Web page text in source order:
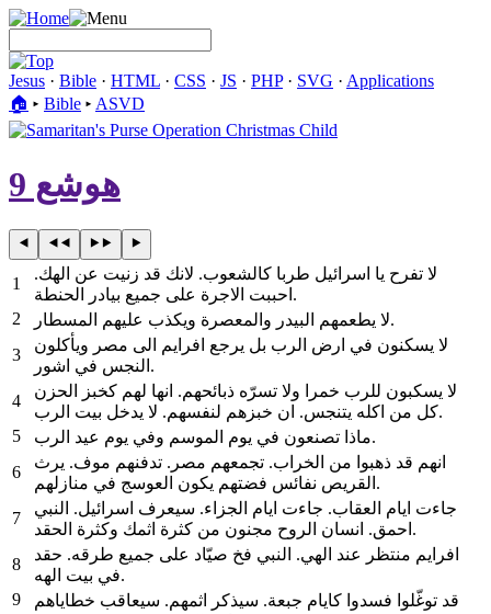
Jesus · Bible · HTML · CSS · JS · PHP· SVG · Applications
🏠︎ ▸ Bible ▸ ASVD
هوشع 9
1
لا تفرح يا اسرائيل طربا كالشعوب. لانك قد زنيت عن الهك.
احببت الاجرة على جميع بيادر الحنطة.
2
لا يطعمهم البيدر والمعصرة ويكذب عليهم المسطار.
3
لا يسكنون في ارض الرب بل يرجع افرايم الى مصر ويأكلون
النجس في اشور.
4
لا يسكبون للرب خمرا ولا تسرّه ذبائحهم. انها لهم كخبز الحزن
كل من اكله يتنجس. ان خبزهم لنفسهم. لا يدخل بيت الرب.
5
ماذا تصنعون في يوم الموسم وفي يوم عيد الرب.
6
انهم قد ذهبوا من الخراب. تجمعهم مصر. تدفنهم موف. يرث
القريص نفائس فضتهم يكون العوسج في منازلهم.
7
جاءت ايام العقاب. جاءت ايام الجزاء. سيعرف اسرائيل. النبي
احمق. انسان الروح مجنون من كثرة اثمك وكثرة الحقد.
8
افرايم منتظر عند الهي. النبي فخ صيّاد على جميع طرقه. حقد
في بيت الهه.
9
قد توغّلوا فسدوا كايام جبعة. سيذكر اثمهم. سيعاقب خطاياهم